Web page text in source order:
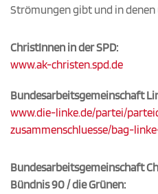
Strömungen gibt und in
ChristInnen in der SPD:
www.ak-christen.spd.de
Bundesarbeitsgemeinschaft
www.die-linke.de/partei/
zusammenschluesse/bag-
Bundesarbeitsgemeinschaft
Bündnis 90 / die Grünen: